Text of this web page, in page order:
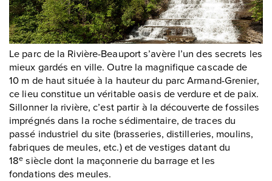
Le parc de la Rivière-Beauport s’avère l’un des secrets les
mieux gardés en ville. Outre la magnifique cascade de
10 m de haut située à la hauteur du parc Armand-Grenier,
ce lieu constitue un véritable oasis de verdure et de paix.
Sillonner la rivière, c’est partir à la découverte de fossiles
imprégnés dans la roche sédimentaire, de traces du
passé industriel du site (brasseries, distilleries, moulins,
fabriques de meules, etc.) et de vestiges datant du
18e siècle dont la maçonnerie du barrage et les
fondations des meules.